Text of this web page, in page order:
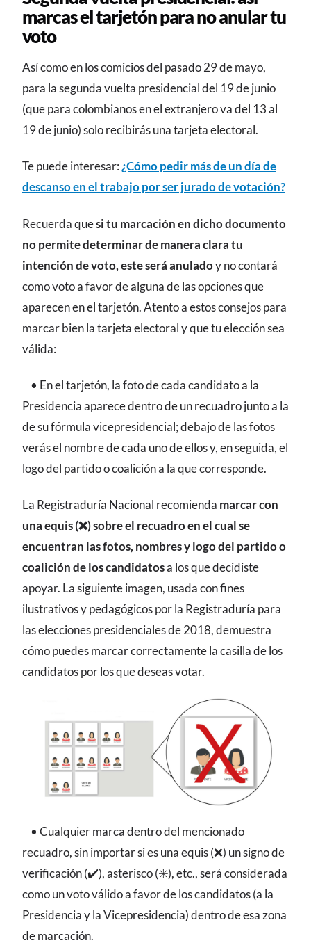
marcas el tarjetón para no anular tu
voto
Así como en los comicios del pasado 29 de mayo,
para la segunda vuelta presidencial del 19 de junio
(que para colombianos en el extranjero va del 13 al
19 de junio) solo recibirás una tarjeta electoral.
Te puede interesar:¿Cómo pedir más de un día de
descanso en el trabajo por ser jurado de votación?
Recuerda quesi tu marcación en dicho documento
no permite determinar de manera clara tu
intención de voto, este será anuladoy no contará
como voto a favor de alguna de las opciones que
aparecen en el tarjetón. Atento a estos consejos para
marcar bien la tarjeta electoral y que tu elección sea
válida:
• En el tarjetón, la foto de cada candidato a la
Presidencia aparece dentro de un recuadro junto a la
de su fórmula vicepresidencial; debajo de las fotos
verás el nombre de cada uno de ellos y, en seguida, el
logo del partido o coalición a la que corresponde.
La Registraduría Nacional recomienda marcar con
una equis (❌) sobre el recuadro en el cual se
encuentran las fotos, nombres y logo del partido o
coalición de los candidatosa los que decidiste
apoyar. La siguiente imagen, usada con fines
ilustrativos y pedagógicos por la Registraduría para
las elecciones presidenciales de 2018, demuestra
cómo puedes marcar correctamente la casilla de los
candidatos por los que deseas votar.
• Cualquier marca dentro del mencionado
recuadro, sin importar si es una equis (❌) un signo de
verificación (✔️), asterisco (✳️), etc., será considerada
como un voto válido a favor de los candidatos (a la
Presidencia y la Vicepresidencia) dentro de esa zona
de marcación.